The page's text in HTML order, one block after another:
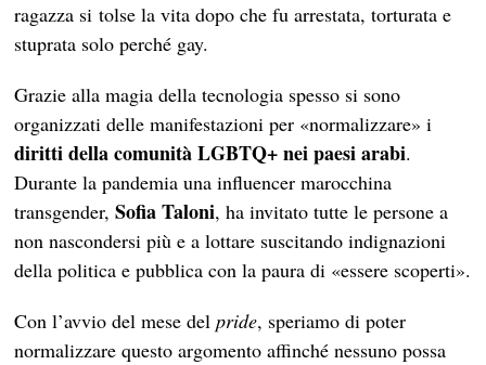
ragazza si tolse la vita dopo che fu arrestata, torturata e
stuprata solo perché gay.
Grazie alla magia della tecnologia spesso si sono
organizzati delle manifestazioni per «normalizzare» i
diritti della comunità LGBTQ+ nei paesi arabi.
Durante la pandemia una influencer marocchina
transgender,Sofia Taloni, ha invitato tutte le persone a
non nascondersi più e a lottare suscitando indignazioni
della politica e pubblica con la paura di «essere scoperti».
Con l’avvio del mese delpride, speriamo di poter
normalizzare questo argomento affinché nessuno possa